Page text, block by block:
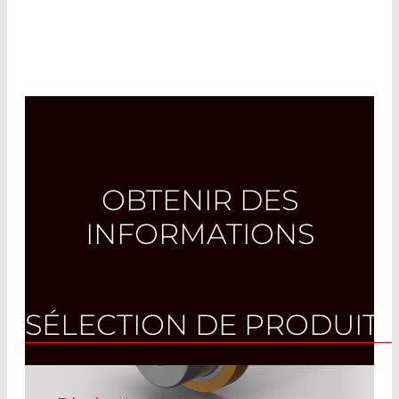
OBTENIR DES
INFORMATIONS
SÉLECTION DE PRODUITS